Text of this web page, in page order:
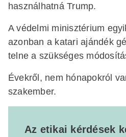
használhatná Trump.
A védelmi minisztérium
azonban a katari ajándék
telne a szükséges
Évekről, nem hónapokról
szakember.
Az etikai kérdések